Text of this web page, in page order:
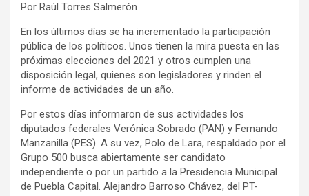
Por Raúl Torres Salmerón
En los últimos días se ha incrementado la participación
pública de los políticos. Unos tienen la mira puesta en las
próximas elecciones del 2021 y otros cumplen una
disposición legal, quienes son legisladores y rinden el
informe de actividades de un año.
Por estos días informaron de sus actividades los
diputados federales Verónica Sobrado (PAN) y Fernando
Manzanilla (PES). A su vez, Polo de Lara, respaldado por el
Grupo 500 busca abiertamente ser candidato
independiente o por un partido a la Presidencia Municipal
de Puebla Capital. Alejandro Barroso Chávez, del PT-